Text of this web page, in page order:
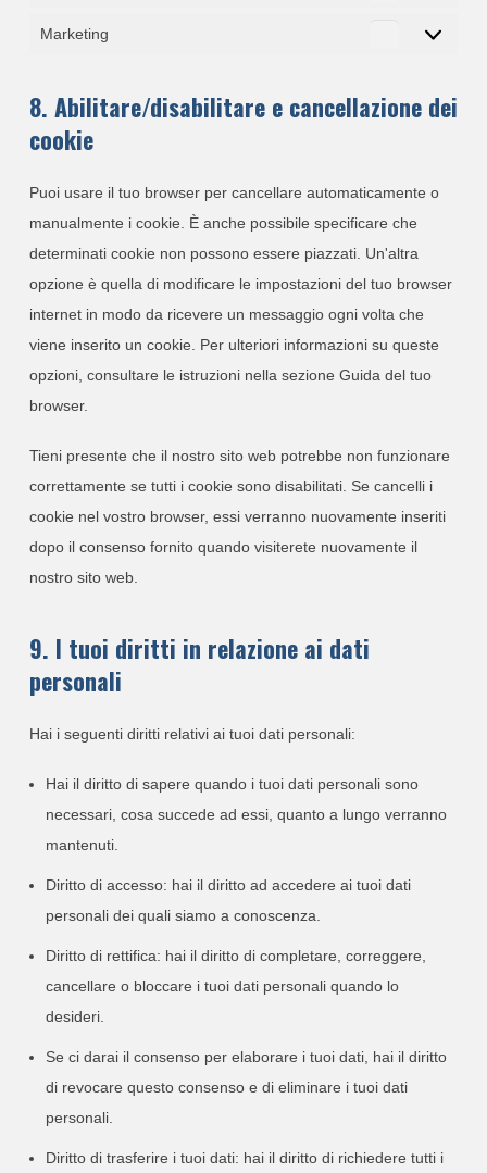
Marketing
8. Abilitare/disabilitare e cancellazione dei
cookie
Puoi usare il tuo browser per cancellare automaticamente o
manualmente i cookie. È anche possibile specificare che
determinati cookie non possono essere piazzati. Un'altra
opzione è quella di modificare le impostazioni del tuo browser
internet in modo da ricevere un messaggio ogni volta che
viene inserito un cookie. Per ulteriori informazioni su queste
opzioni, consultare le istruzioni nella sezione Guida del tuo
browser.
Tieni presente che il nostro sito web potrebbe non funzionare
correttamente se tutti i cookie sono disabilitati. Se cancelli i
cookie nel vostro browser, essi verranno nuovamente inseriti
dopo il consenso fornito quando visiterete nuovamente il
nostro sito web.
9. I tuoi diritti in relazione ai dati
personali
Hai i seguenti diritti relativi ai tuoi dati personali:
Hai il diritto di sapere quando i tuoi dati personali sono
necessari, cosa succede ad essi, quanto a lungo verranno
mantenuti.
Diritto di accesso: hai il diritto ad accedere ai tuoi dati
personali dei quali siamo a conoscenza.
Diritto di rettifica: hai il diritto di completare, correggere,
cancellare o bloccare i tuoi dati personali quando lo
desideri.
Se ci darai il consenso per elaborare i tuoi dati, hai il diritto
di revocare questo consenso e di eliminare i tuoi dati
personali.
Diritto di trasferire i tuoi dati: hai il diritto di richiedere tutti i